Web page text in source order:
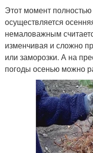
Этот момент полностью
осуществляется
немаловажным
изменчивая и сложно
или заморозки. А на
погоды осенью можно